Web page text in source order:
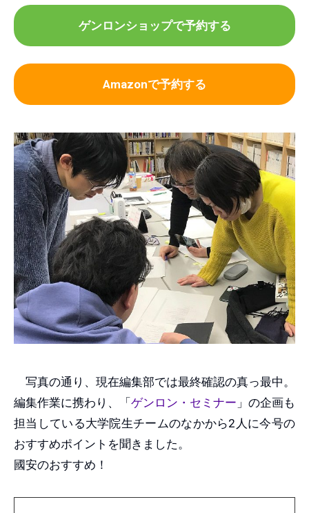
ゲンロンショップで予約する
Amazonで予約する
写真の通り、現在編集部では最終確認の真っ最中。
編集作業に携わり、「 ゲンロン・セミナー 」の企画も
担当している大学院生チームのなかから2人に今号の
おすすめポイントを聞きました。
國安のおすすめ！